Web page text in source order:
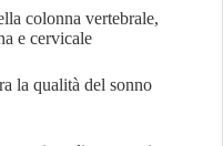
colonna vertebrale,
e cervicale
la qualità del sonno